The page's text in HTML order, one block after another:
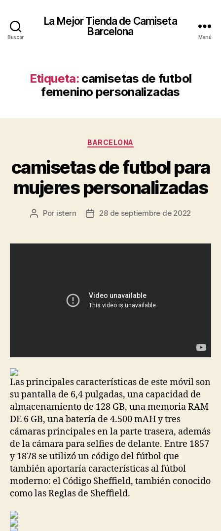
Buscar
La Mejor Tienda de Camiseta
Barcelona
Menú
Etiqueta: camisetas de futbol
femenino personalizadas
Categorías
BARCELONA
camisetas de futbol para
mujeres personalizadas
Autor
entrada
Por istern
Fecha
entrada
28 de septiembre de 2022
Las principales características de este móvil son
su pantalla de 6,4 pulgadas, una capacidad de
almacenamiento de 128 GB, una memoria RAM
DE 6 GB, una batería de 4.500 mAH y tres
cámaras principales en la parte trasera, además
de la cámara para selfies de delante. Entre 1857
y 1878 se utilizó un código del fútbol que
también aportaría características al fútbol
moderno: el Código Sheffield, también conocido
como las Reglas de Sheffield.